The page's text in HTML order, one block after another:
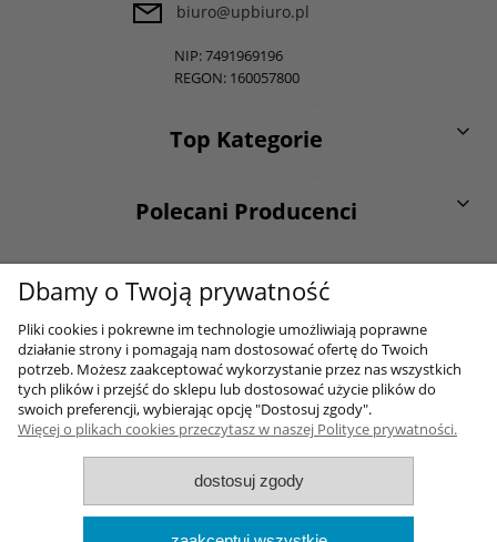
biuro@upbiuro.pl
NIP: 7491969196
REGON: 160057800
Top Kategorie
Polecani Producenci
O firmie
Moje konto
Sklep internetowy Shoper.pl
2017-2026 Wszelkie prawa zastrzezone
Wykonane przezOnisoft
Dbamy o Twoją prywatność
Pliki cookies i pokrewne im technologie umożliwiają poprawne
działanie strony i pomagają nam dostosować ofertę do Twoich
potrzeb. Możesz zaakceptować wykorzystanie przez nas wszystkich
tych plików i przejść do sklepu lub dostosować użycie plików do
swoich preferencji, wybierając opcję "Dostosuj zgody".
Więcej o plikach cookies przeczytasz w naszej Polityce prywatności.
dostosuj zgody